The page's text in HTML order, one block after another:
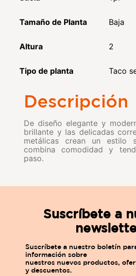
Tamaño de Planta Baja
Altura 2
Tipo de planta Taco
Descripción
De diseño elegante y
brillante y las delicadas
metálicas crean un estilo
combina comodidad y
paso.
Suscríbete a